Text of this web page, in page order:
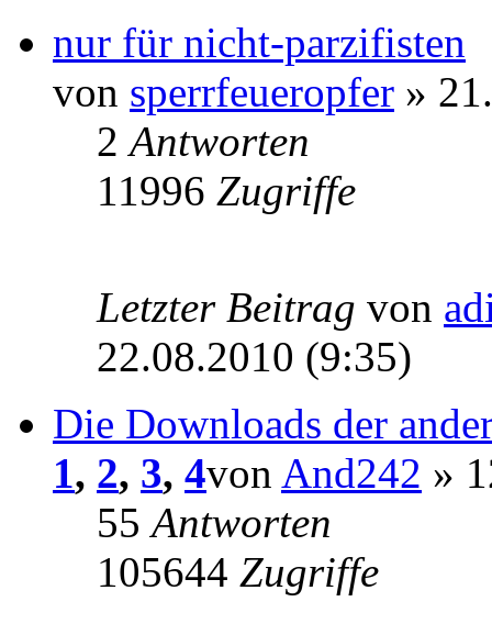
nur für nicht-parzifisten
von sperrfeueropfer »
2Antworten
11996 Zugriffe
Letzter Beitrag von
22.08.2010 (9:35)
Die Downloads der
1, 2, 3, 4von And242 »
55Antworten
105644 Zugriffe